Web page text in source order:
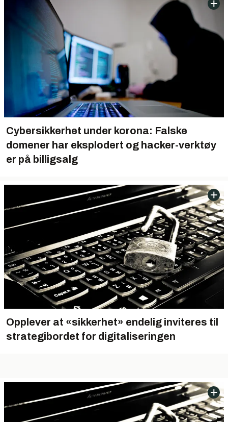
Cybersikkerhet under korona: Falske
domener har eksplodert og hacker-verktøy
er på billigsalg
Opplever at «sikkerhet» endelig inviteres til
strategibordet for digitaliseringen